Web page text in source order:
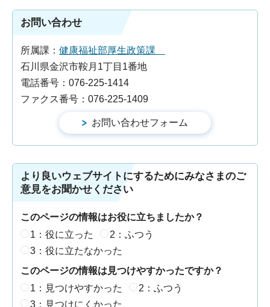
お問い合わせ
所属課： 健康福祉部厚生政策課
石川県金沢市鞍月1丁目1番地
電話番号：076-225-1414
ファクス番号：076-225-1409
より良いウェブサイトにするためにみなさまのご
意見をお聞かせください
このページの情報はお役に立ちましたか？
1：役に立った
2：ふつう
3：役に立たなかった
このページの情報は見つけやすかったですか？
1：見つけやすかった
2：ふつう
3：見つけにくかった